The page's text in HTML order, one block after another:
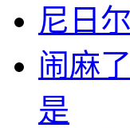
尼日
闹麻
是